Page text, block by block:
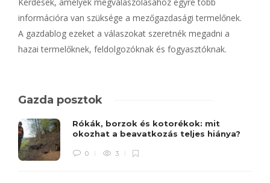
információra van szüksége a mezőgazdasági termelőnek.
A gazdablog ezeket a válaszokat szeretnék megadni a
hazai termelőknek, feldolgozóknak és fogyasztóknak.
Gazda posztok
Rókák, borzok és kotorékok: mit
okozhat a beavatkozás teljes hiánya?
0 3